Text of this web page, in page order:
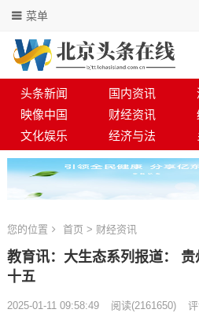
菜单
头条新闻 国内资讯
映像中国
财经资讯
文化娱乐
经济与法
您的位置 首页 > 财经资讯
教育讯：大生态系列报道：
十五
2025-01-11 09:58:49 阅读(2161650)